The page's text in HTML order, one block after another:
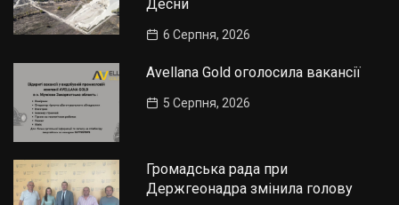
Десни
6 Серпня, 2026
Avellana Gold оголосила вакансії
5 Серпня, 2026
Громадська рада при
Держгеонадра змінила голову